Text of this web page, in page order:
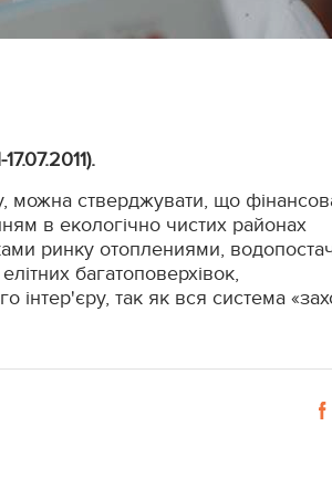
17.07.2011).
можна стверджувати, що
в екологічно чистих районах
ринку отоплениями,
багатоповерхівок,
інтер'єру, так як вся система